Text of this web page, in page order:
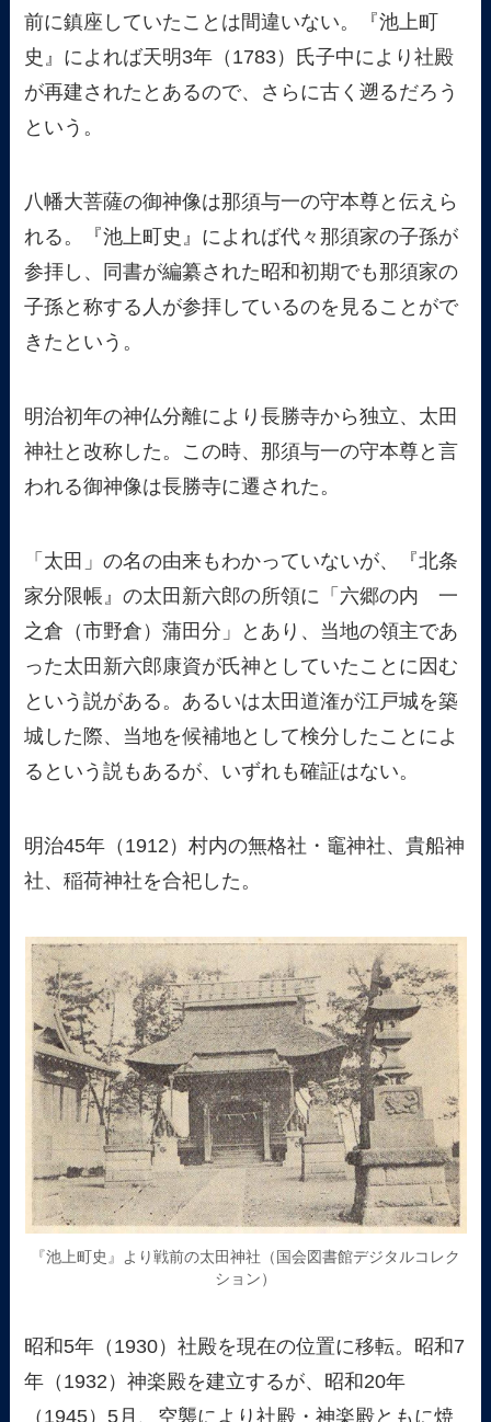
前に鎮座していたことは間違いない。『池上町
史』によれば天明3年（1783）氏子中により社殿
が再建されたとあるので、さらに古く遡るだろう
という。
八幡大菩薩の御神像は那須与一の守本尊と伝えら
れる。『池上町史』によれば代々那須家の子孫が
参拝し、同書が編纂された昭和初期でも那須家の
子孫と称する人が参拝しているのを見ることがで
きたという。
明治初年の神仏分離により長勝寺から独立、太田
神社と改称した。この時、那須与一の守本尊と言
われる御神像は長勝寺に遷された。
「太田」の名の由来もわかっていないが、『北条
家分限帳』の太田新六郎の所領に「六郷の内 一
之倉（市野倉）蒲田分」とあり、当地の領主であ
った太田新六郎康資が氏神としていたことに因む
という説がある。あるいは太田道潅が江戸城を築
城した際、当地を候補地として検分したことによ
るという説もあるが、いずれも確証はない。
明治45年（1912）村内の無格社・竈神社、貴船神
社、稲荷神社を合祀した。
『池上町史』より戦前の太田神社（国会図書館デジタルコレク
ション）
昭和5年（1930）社殿を現在の位置に移転。昭和7
年（1932）神楽殿を建立するが、昭和20年
（1945）5月、空襲により社殿・神楽殿ともに焼